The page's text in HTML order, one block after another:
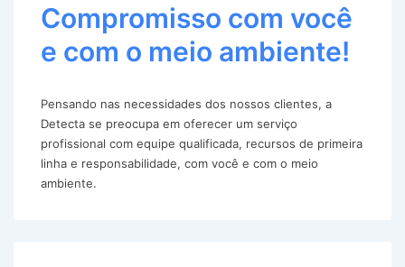
Compromisso com você
e com o meio ambiente!
Pensando nas necessidades dos nossos clientes, a
Detecta se preocupa em oferecer um serviço
profissional com equipe qualificada, recursos de primeira
linha e responsabilidade, com você e com o meio
ambiente.